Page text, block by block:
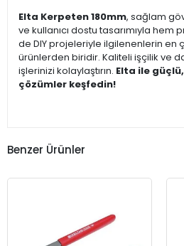
Elta Kerpeten 180mm, sağlam
ve kullanıcı dostu tasarımıyla hem
de DIY projeleriyle ilgilenenlerin en
ürünlerden biridir. Kaliteli işçilik ve
işlerinizi kolaylaştırın. Elta ile
çözümler keşfedin!
Benzer Ürünler